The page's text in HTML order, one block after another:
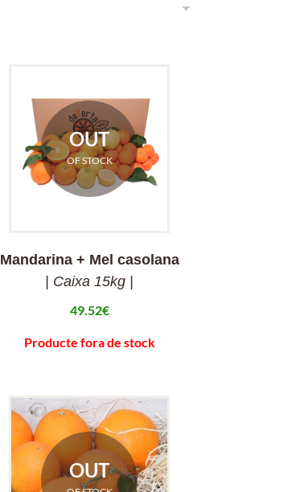
OUT
OF STOCK
Mandarina + Mel casolana
| Caixa 15kg |
49.52€
Producte fora de stock
OUT